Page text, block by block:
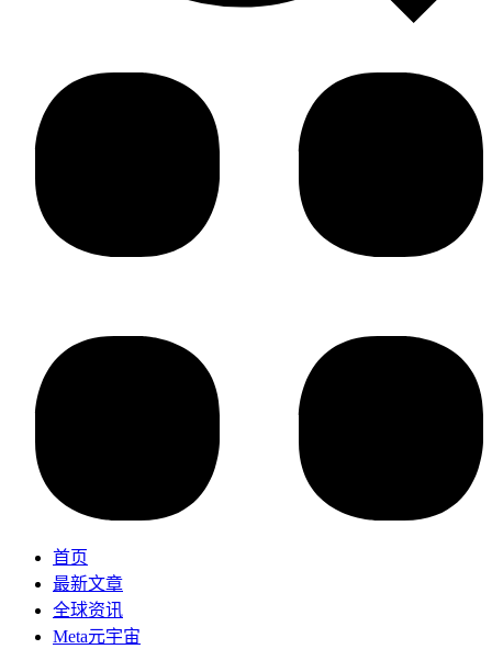
首页
最新文章
全球资讯
Meta元宇宙